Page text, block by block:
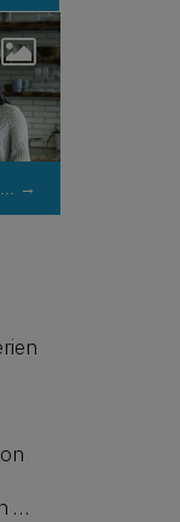
→
…